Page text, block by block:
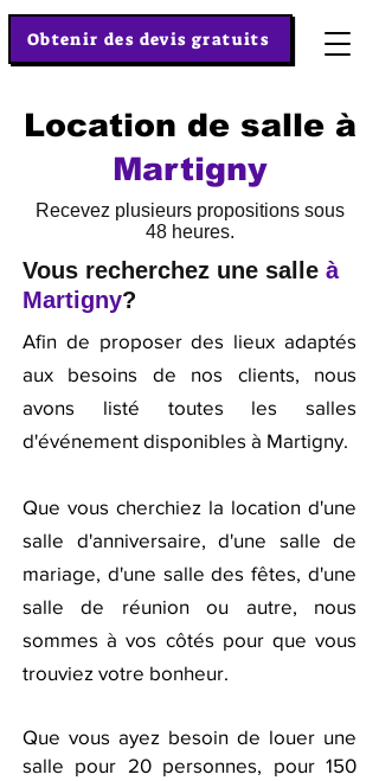
Obtenir des devis gratuits
Location de salle à
Martigny
Recevez plusieurs propositions sous
48 heures.
Vous recherchez une salle à
Martigny?
Afin de proposer des lieux adaptés
aux besoins de nos clients, nous
avons listé toutes les salles
d'événement disponibles à Martigny.
Que vous cherchiez la location d'une
salle d'anniversaire, d'une salle de
mariage, d'une salle des fêtes, d'une
salle de réunion ou autre, nous
sommes à vos côtés pour que vous
trouviez votre bonheur.
Que vous ayez besoin de louer une
salle pour 20 personnes, pour 150